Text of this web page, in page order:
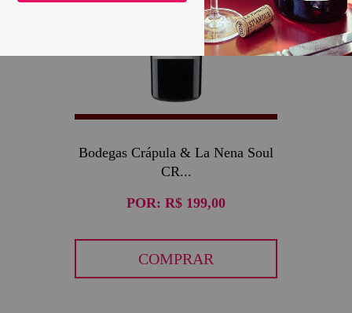
Bodegas Crápula & La Nena Soul
CR...
POR: R$ 199,00
COMPRAR